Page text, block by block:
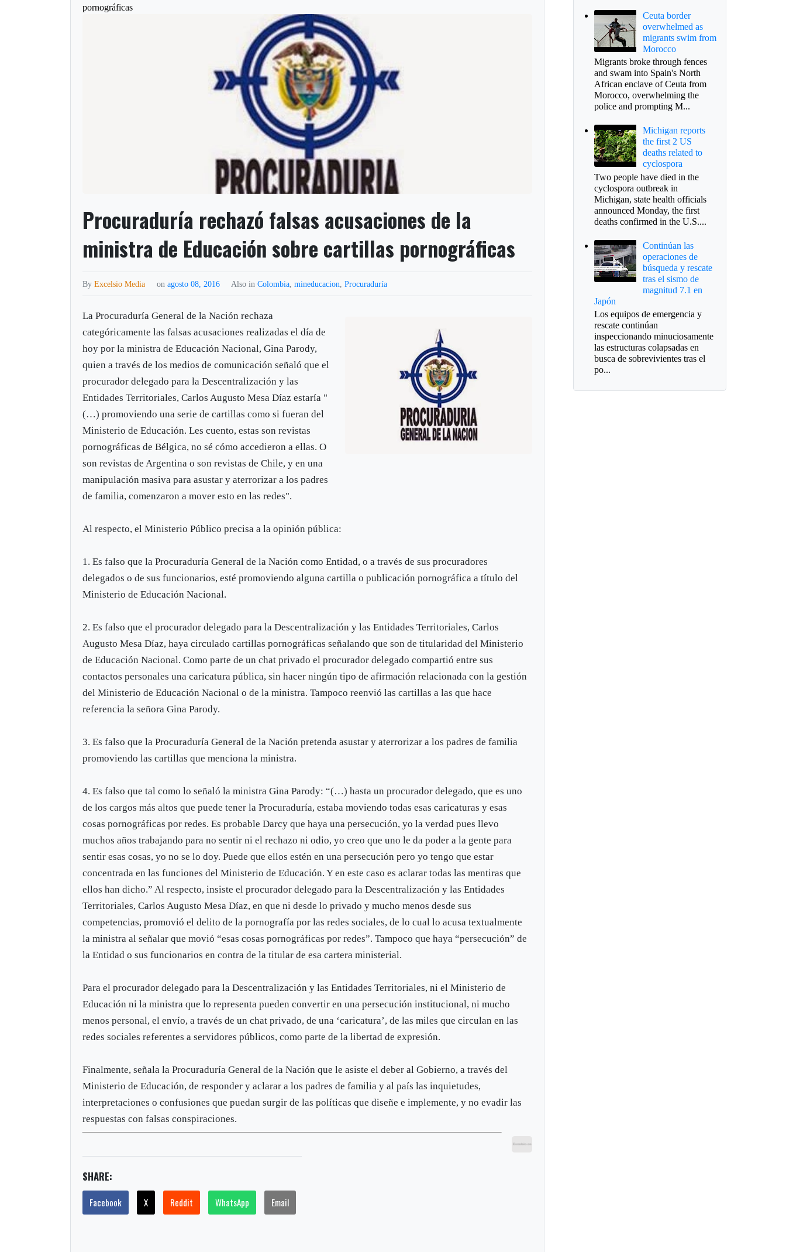
pornográficas
Procuraduría rechazó falsas acusaciones de la
ministra de Educación sobre cartillas pornográficas
ByExcelsio Media onagosto 08, 2016 Also inColombia ,mineducacion ,Procuraduría
La Procuraduría General de la Nación rechaza
categóricamente las falsas acusaciones realizadas el día de
hoy por la ministra de Educación Nacional, Gina Parody,
quien a través de los medios de comunicación señaló que el
procurador delegado para la Descentralización y las
Entidades Territoriales, Carlos Augusto Mesa Díaz estaría "
(…) promoviendo una serie de cartillas como si fueran del
Ministerio de Educación. Les cuento, estas son revistas
pornográficas de Bélgica, no sé cómo accedieron a ellas. O
son revistas de Argentina o son revistas de Chile, y en una
manipulación masiva para asustar y aterrorizar a los padres
de familia, comenzaron a mover esto en las redes".
Al respecto, el Ministerio Público precisa a la opinión pública:
1. Es falso que la Procuraduría General de la Nación como Entidad, o a través de sus procuradores
delegados o de sus funcionarios, esté promoviendo alguna cartilla o publicación pornográfica a título del
Ministerio de Educación Nacional.
2. Es falso que el procurador delegado para la Descentralización y las Entidades Territoriales, Carlos
Augusto Mesa Díaz, haya circulado cartillas pornográficas señalando que son de titularidad del Ministerio
de Educación Nacional. Como parte de un chat privado el procurador delegado compartió entre sus
contactos personales una caricatura pública, sin hacer ningún tipo de afirmación relacionada con la gestión
del Ministerio de Educación Nacional o de la ministra. Tampoco reenvió las cartillas a las que hace
referencia la señora Gina Parody.
3. Es falso que la Procuraduría General de la Nación pretenda asustar y aterrorizar a los padres de familia
promoviendo las cartillas que menciona la ministra.
4. Es falso que tal como lo señaló la ministra Gina Parody: “(…) hasta un procurador delegado, que es uno
de los cargos más altos que puede tener la Procuraduría, estaba moviendo todas esas caricaturas y esas
cosas pornográficas por redes. Es probable Darcy que haya una persecución, yo la verdad pues llevo
muchos años trabajando para no sentir ni el rechazo ni odio, yo creo que uno le da poder a la gente para
sentir esas cosas, yo no se lo doy. Puede que ellos estén en una persecución pero yo tengo que estar
concentrada en las funciones del Ministerio de Educación. Y en este caso es aclarar todas las mentiras que
ellos han dicho.” Al respecto, insiste el procurador delegado para la Descentralización y las Entidades
Territoriales, Carlos Augusto Mesa Díaz, en que ni desde lo privado y mucho menos desde sus
competencias, promovió el delito de la pornografía por las redes sociales, de lo cual lo acusa textualmente
la ministra al señalar que movió “esas cosas pornográficas por redes”. Tampoco que haya “persecución” de
la Entidad o sus funcionarios en contra de la titular de esa cartera ministerial.
Para el procurador delegado para la Descentralización y las Entidades Territoriales, ni el Ministerio de
Educación ni la ministra que lo representa pueden convertir en una persecución institucional, ni mucho
menos personal, el envío, a través de un chat privado, de una ‘caricatura’, de las miles que circulan en las
redes sociales referentes a servidores públicos, como parte de la libertad de expresión.
Finalmente, señala la Procuraduría General de la Nación que le asiste el deber al Gobierno, a través del
Ministerio de Educación, de responder y aclarar a los padres de familia y al país las inquietudes,
interpretaciones o confusiones que puedan surgir de las políticas que diseñe e implemente, y no evadir las
respuestas con falsas conspiraciones.
SHARE:
Facebook X Reddit WhatsApp Email
Ceuta border
overwhelmed as
migrants swim from
Morocco
Migrants broke through fences
and swam into Spain's North
African enclave of Ceuta from
Morocco, overwhelming the
police and prompting M...
Michigan reports
the first 2 US
deaths related to
cyclospora
Two people have died in the
cyclospora outbreak in
Michigan, state health officials
announced Monday, the first
deaths confirmed in the U.S....
Continúan las
operaciones de
búsqueda y rescate
tras el sismo de
magnitud 7.1 en
Japón
Los equipos de emergencia y
rescate continúan
inspeccionando minuciosamente
las estructuras colapsadas en
busca de sobrevivientes tras el
po...